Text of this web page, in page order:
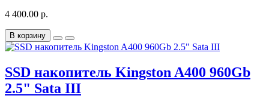
4 400.00 р.
В корзину
SSD накопитель Kingston A400 960Gb
2.5" Sata III